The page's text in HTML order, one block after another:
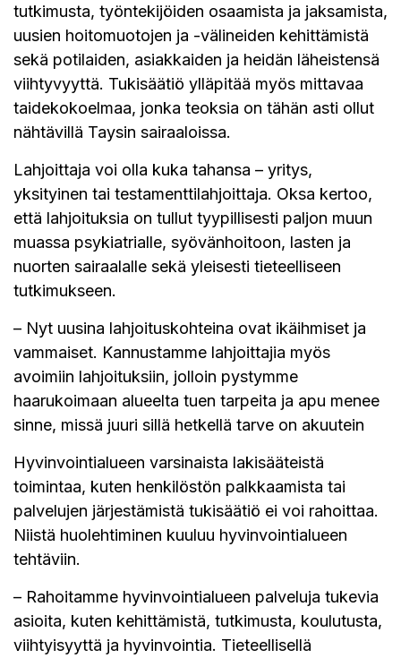
tutkimusta, työntekijöiden osaamista ja jaksamista,
uusien hoitomuotojen ja -välineiden kehittämistä
sekä potilaiden, asiakkaiden ja heidän läheistensä
viihtyvyyttä. Tukisäätiö ylläpitää myös mittavaa
taidekokoelmaa, jonka teoksia on tähän asti ollut
nähtävillä Taysin sairaaloissa.
Lahjoittaja voi olla kuka tahansa – yritys,
yksityinen tai testamenttilahjoittaja. Oksa kertoo,
että lahjoituksia on tullut tyypillisesti paljon muun
muassa psykiatrialle, syövänhoitoon, lasten ja
nuorten sairaalalle sekä yleisesti tieteelliseen
tutkimukseen.
– Nyt uusina lahjoituskohteina ovat ikäihmiset ja
vammaiset. Kannustamme lahjoittajia myös
avoimiin lahjoituksiin, jolloin pystymme
haarukoimaan alueelta tuen tarpeita ja apu menee
sinne, missä juuri sillä hetkellä tarve on akuutein
Hyvinvointialueen varsinaista lakisääteistä
toimintaa, kuten henkilöstön palkkaamista tai
palvelujen järjestämistä tukisäätiö ei voi rahoittaa.
Niistä huolehtiminen kuuluu hyvinvointialueen
tehtäviin.
– Rahoitamme hyvinvointialueen palveluja tukevia
asioita, kuten kehittämistä, tutkimusta, koulutusta,
viihtyisyyttä ja hyvinvointia. Tieteellisellä